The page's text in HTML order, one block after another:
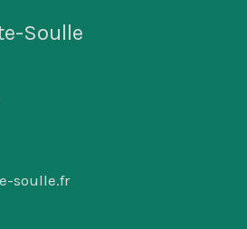
Soulle
soulle.fr